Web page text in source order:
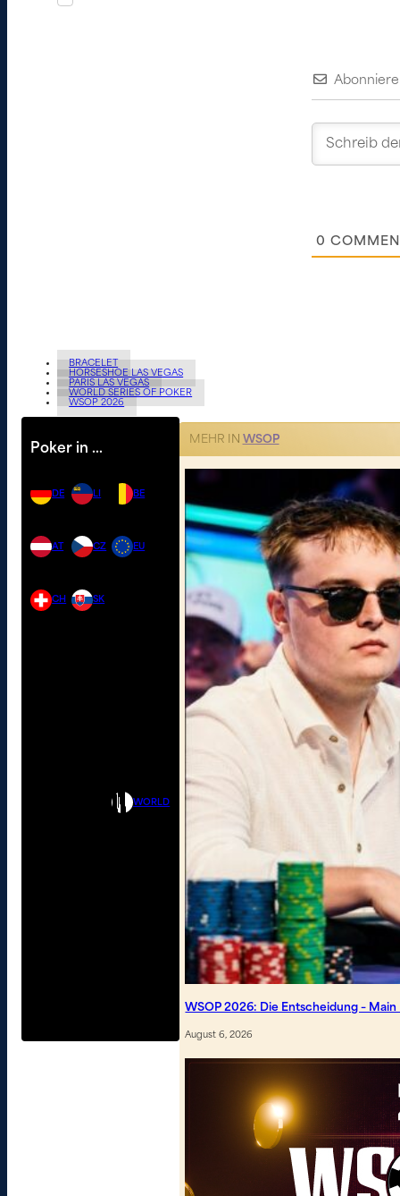
0
BRACELET
HORSESHOE LAS VEGAS
PARIS LAS VEGAS
WORLD SERIES OF POKER
WSOP 2026
Poker in …
DE
AT
CH
LI
CZ
SK
BE
EU
WORLD
MEHR IN WSOP
WSOP 2026: Die Entscheidung –
August 6, 2026